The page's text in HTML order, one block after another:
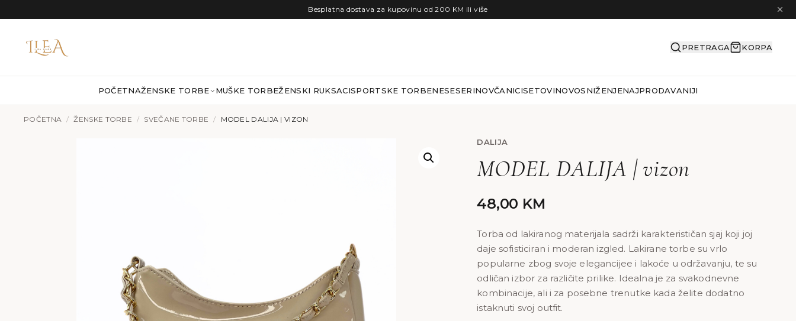
Besplatna dostava za kupovinu od 200 KM ili više
PRETRAGA KORPA
POČETNAŽENSKE TORBE MUŠKE TORBEŽENSKI RUKSACISPORTSKE TORBENESESERINOVČANICISETOVINOVOSNIŽENJENAJPRODAVANIJI
POČETNA / ŽENSKE TORBE / SVEČANE TORBE / MODEL DALIJA | VIZON
DALIJA
MODEL DALIJA | vizon
48,00 KM
Torba od lakiranog materijala sadrži karakterističan sjaj koji joj
daje sofisticiran i moderan izgled. Lakirane torbe su vrlo
popularne zbog svoje elegancijee i lakoće u održavanju, te su
odličan izbor za različite prilike. Idealna je za svakodnevne
kombinacije, ali i za posebne trenutke kada želite dodatno
istaknuti svoj outfit.